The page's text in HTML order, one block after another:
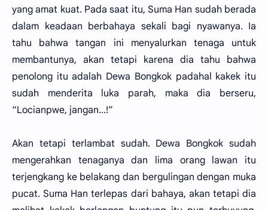
yang amat kuat. Pada saat itu, Suma Han sudah berada
dalam keadaan berbahaya sekali bagi nyawanya. Ia
tahu bahwa tangan ini menyalurkan tenaga untuk
membantunya, akan tetapi karena dia tahu bahwa
penolong itu adalah Dewa Bongkok padahal kakek itu
sudah menderita luka parah, maka dia berseru,
“Locianpwe, jangan...!”
Akan tetapi terlambat sudah. Dewa Bongkok sudah
mengerahkan tenaganya dan lima orang lawan itu
terjengkang ke belakang dan bergulingan dengan muka
pucat. Suma Han terlepas dari bahaya, akan tetapi dia